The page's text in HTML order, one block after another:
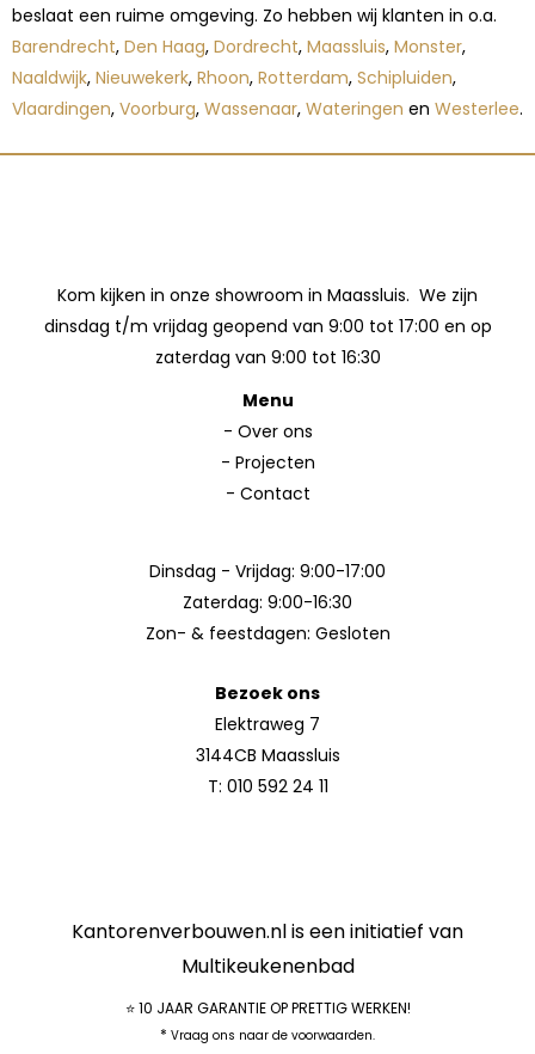
beslaat een ruime omgeving. Zo hebben wij klanten in o.a.
Barendrecht, Den Haag, Dordrecht, Maassluis, Monster,
Naaldwijk, Nieuwekerk, Rhoon, Rotterdam, Schipluiden,
Vlaardingen, Voorburg, Wassenaar, Wateringen en Westerlee.
Kom kijken in onze showroom in Maassluis. We zijn
dinsdag t/m vrijdag geopend van 9:00 tot 17:00 en op
zaterdag van 9:00 tot 16:30
Menu
- Over ons
- Projecten
- Contact
Dinsdag - Vrijdag: 9:00-17:00
Zaterdag: 9:00-16:30
Zon- & feestdagen: Gesloten
Bezoek ons
Elektraweg 7
3144CB Maassluis
T: 010 592 24 11
Kantorenverbouwen.nl is een initiatief van
Multikeukenenbad
⭐ 10 JAAR GARANTIE OP PRETTIG WERKEN!
* Vraag ons naar de voorwaarden.